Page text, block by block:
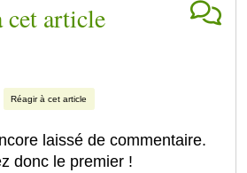
cet article
Réagir à cet article
laissé de commentaire.
donc le premier !